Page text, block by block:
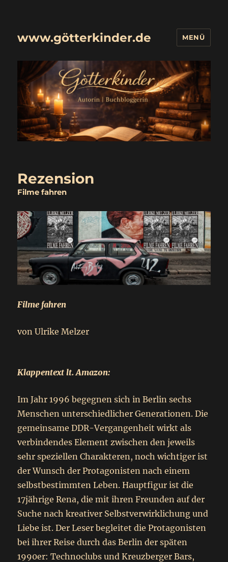
www.götterkinder.de MENÜ
Rezension
Filme fahren
Filme fahren
von Ulrike Melzer
Klappentext lt. Amazon:
Im Jahr 1996 begegnen sich in Berlin sechs
Menschen unterschiedlicher Generationen. Die
gemeinsame DDR-Vergangenheit wirkt als
verbindendes Element zwischen den jeweils
sehr speziellen Charakteren, noch wichtiger ist
der Wunsch der Protagonisten nach einem
selbstbestimmten Leben. Hauptfigur ist die
17jährige Rena, die mit ihren Freunden auf der
Suche nach kreativer Selbstverwirklichung und
Liebe ist. Der Leser begleitet die Protagonisten
bei ihrer Reise durch das Berlin der späten
1990er: Technoclubs und Kreuzberger Bars,